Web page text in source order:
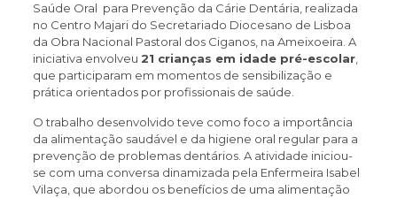
Saúde Oral para Prevenção da Cárie Dentária, realizada
no Centro Majari do Secretariado Diocesano de Lisboa
da Obra Nacional Pastoral dos Ciganos, na Ameixoeira. A
iniciativa envolveu 21 crianças em idade pré-escolar,
que participaram em momentos de sensibilização e
prática orientados por profissionais de saúde.
O trabalho desenvolvido teve como foco a importância
da alimentação saudável e da higiene oral regular para a
prevenção de problemas dentários. A atividade iniciou-
se com uma conversa dinamizada pela Enfermeira Isabel
Vilaça, que abordou os benefícios de uma alimentação